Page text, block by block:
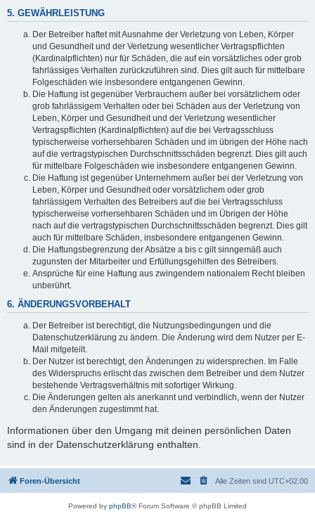
5. GEWÄHRLEISTUNG
Der Betreiber haftet mit Ausnahme der Verletzung von Leben, Körper
und Gesundheit und der Verletzung wesentlicher Vertragspflichten
(Kardinalpflichten) nur für Schäden, die auf ein vorsätzliches oder grob
fahrlässiges Verhalten zurückzuführen sind. Dies gilt auch für mittelbare
Folgeschäden wie insbesondere entgangenen Gewinn.
Die Haftung ist gegenüber Verbrauchern außer bei vorsätzlichem oder
grob fahrlässigem Verhalten oder bei Schäden aus der Verletzung von
Leben, Körper und Gesundheit und der Verletzung wesentlicher
Vertragspflichten (Kardinalpflichten) auf die bei Vertragsschluss
typischerweise vorhersehbaren Schäden und im übrigen der Höhe nach
auf die vertragstypischen Durchschnittsschäden begrenzt. Dies gilt auch
für mittelbare Folgeschäden wie insbesondere entgangenen Gewinn.
Die Haftung ist gegenüber Unternehmern außer bei der Verletzung von
Leben, Körper und Gesundheit oder vorsätzlichem oder grob
fahrlässigem Verhalten des Betreibers auf die bei Vertragsschluss
typischerweise vorhersehbaren Schäden und im Übrigen der Höhe
nach auf die vertragstypischen Durchschnittsschäden begrenzt. Dies gilt
auch für mittelbare Schäden, insbesondere entgangenen Gewinn.
Die Haftungsbegrenzung der Absätze a bis c gilt sinngemäß auch
zugunsten der Mitarbeiter und Erfüllungsgehilfen des Betreibers.
Ansprüche für eine Haftung aus zwingendem nationalem Recht bleiben
unberührt.
6. ÄNDERUNGSVORBEHALT
Der Betreiber ist berechtigt, die Nutzungsbedingungen und die
Datenschutzerklärung zu ändern. Die Änderung wird dem Nutzer per E-
Mail mitgeteilt.
Der Nutzer ist berechtigt, den Änderungen zu widersprechen. Im Falle
des Widerspruchs erlischt das zwischen dem Betreiber und dem Nutzer
bestehende Vertragsverhältnis mit sofortiger Wirkung.
Die Änderungen gelten als anerkannt und verbindlich, wenn der Nutzer
den Änderungen zugestimmt hat.
Informationen über den Umgang mit deinen persönlichen Daten
sind in der Datenschutzerklärung enthalten.
Foren-Übersicht Alle Zeiten sind UTC+02:00
Powered by phpBB® Forum Software © phpBB Limited